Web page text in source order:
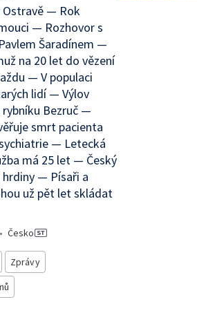
Ostravě — Rok
— Rozhovor s
Šaradínem —
na 20 let do vězení
— V populaci
lidí — Výlov
Bezruč —
smrt pacienta
— Letecká
má 25 let — Český
hrdiny — Písaři a
už pět let skládat
• Česko
Zprávy